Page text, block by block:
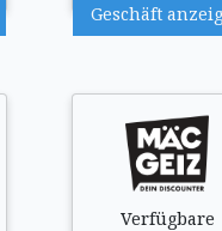
Geschäft
Verfügbare